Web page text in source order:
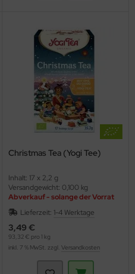
Christmas Tea (Yogi Tee)
Inhalt: 17 x 2,2 g
Versandgewicht: 0,100 kg
Abverkauf - solange der Vorrat
reicht
Lieferzeit: 1-4 Werktage
3,49 €
93,32 € pro 1 kg
inkl. 7 % MwSt. zzgl. Versandkosten